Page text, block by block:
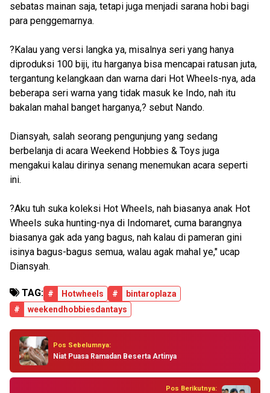
sebatas mainan saja, tetapi juga menjadi sarana hobi bagi
para penggemarnya.
?Kalau yang versi langka ya, misalnya seri yang hanya
diproduksi 100 biji, itu harganya bisa mencapai ratusan juta,
tergantung kelangkaan dan warna dari Hot Wheels-nya, ada
beberapa seri warna yang tidak masuk ke Indo, nah itu
bakalan mahal banget harganya,? sebut Nando.
Diansyah, salah seorang pengunjung yang sedang
berbelanja di acara Weekend Hobbies & Toys juga
mengakui kalau dirinya senang menemukan acara seperti
ini.
?Aku tuh suka koleksi Hot Wheels, nah biasanya anak Hot
Wheels suka hunting-nya di Indomaret, cuma barangnya
biasanya gak ada yang bagus, nah kalau di pameran gini
isinya bagus-bagus semua, walau agak mahal ye," ucap
Diansyah.
TAG: # Hotwheels #
bintaroplaza
#
weekendhobbiesdantays
Pos Sebelumnya:
Niat Puasa Ramadan Beserta Artinya
Pos Berikutnya: